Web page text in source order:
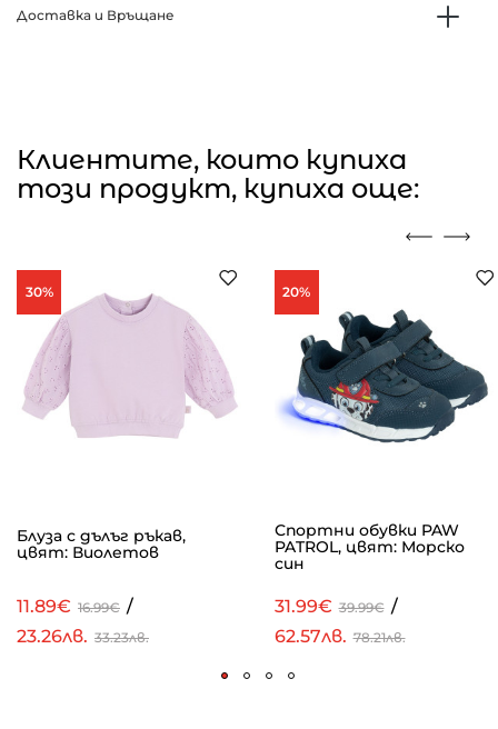
Доставка и Връщане
Клиентите, които купиха
този продукт, купиха още:
30%
Блуза с дълъг ръкав,
цвят: Виолетов
11.89€ 16.99€ /
23.26лв. 33.23лв.
20%
Спортни обувки PAW
PATROL, цвят: Морско
син
31.99€ 39.99€ /
62.57лв. 78.21лв.